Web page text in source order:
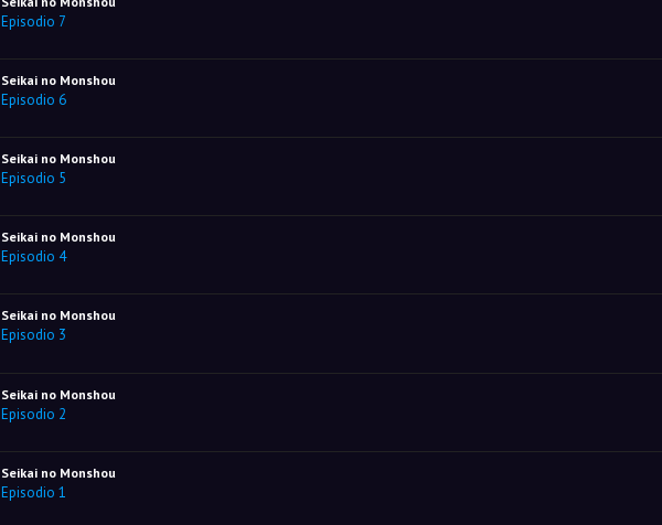
Episodio 7
Seikai no Monshou
Episodio 6
Seikai no Monshou
Episodio 5
Seikai no Monshou
Episodio 4
Seikai no Monshou
Episodio 3
Seikai no Monshou
Episodio 2
Seikai no Monshou
Episodio 1